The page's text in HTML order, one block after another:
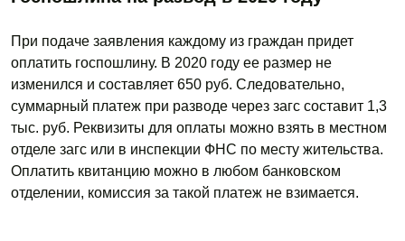
При подаче заявления каждому из граждан придет
оплатить госпошлину. В 2020 году ее размер не
изменился и составляет 650 руб. Следовательно,
суммарный платеж при разводе через загс составит 1,3
тыс. руб. Реквизиты для оплаты можно взять в местном
отделе загс или в инспекции ФНС по месту жительства.
Оплатить квитанцию можно в любом банковском
отделении, комиссия за такой платеж не взимается.